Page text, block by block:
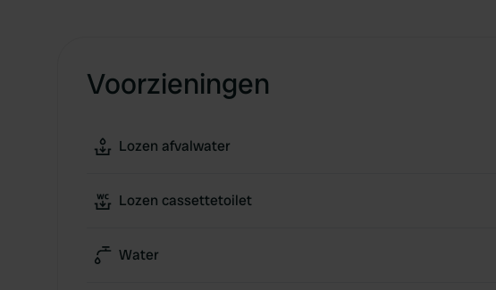
Voorzieningen
Lozen afvalwater
Lozen cassettetoilet
Water